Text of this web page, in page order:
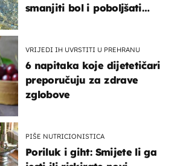
smanjiti bol i poboljšati
VRIJEDI IH UVRSTITI U PREHRANU
6 napitaka koje dijetetičari
preporučuju za zdrave
zglobove
PIŠE NUTRICIONISTICA
Poriluk i giht: Smijete li ga